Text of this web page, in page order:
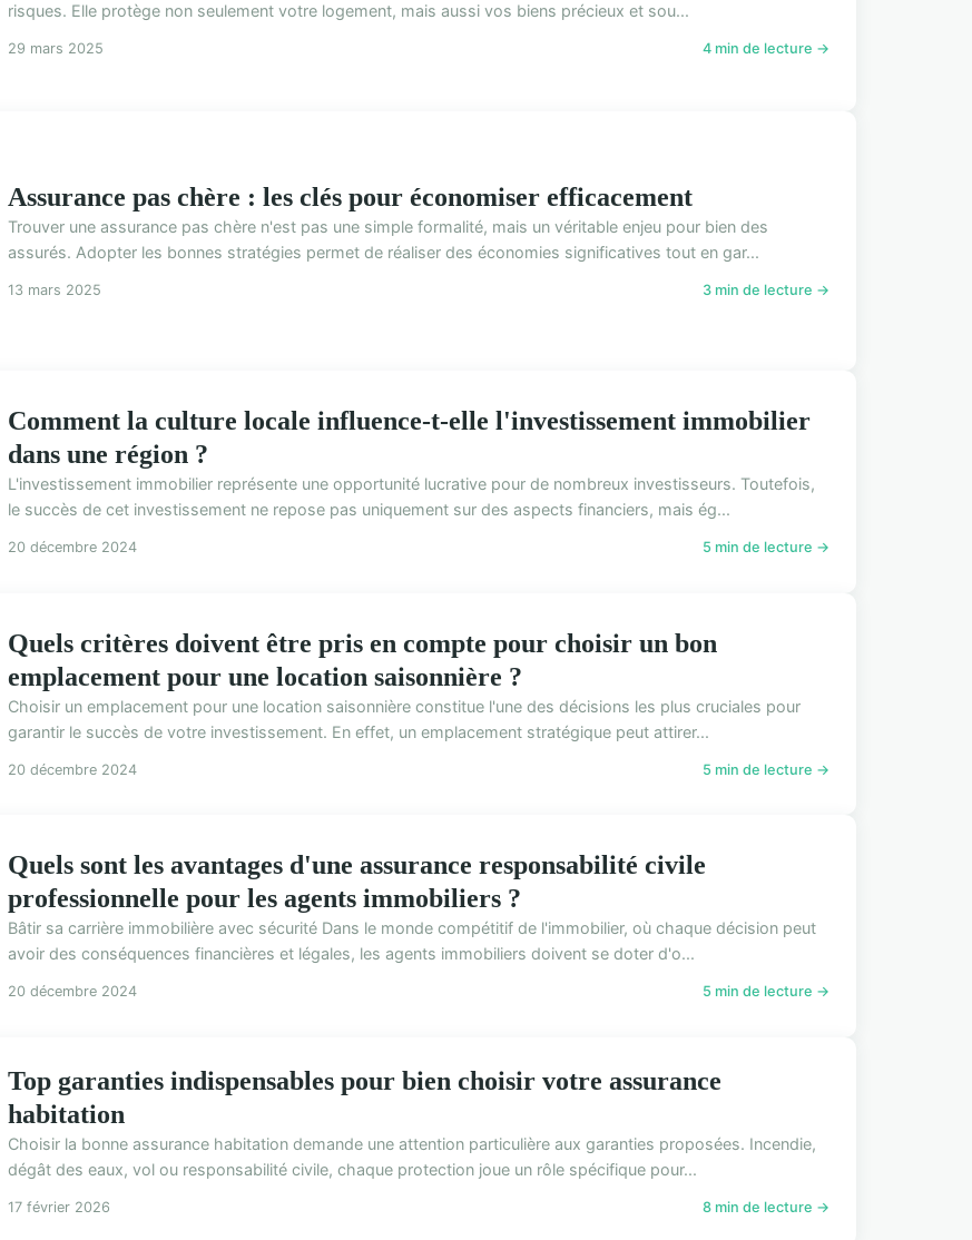
risques. Elle protège non seulement votre logement, mais aussi vos biens précieux et sou...
29 mars 2025 4 min de lecture →
Assurance pas chère : les clés pour économiser efficacement
Trouver une assurance pas chère n'est pas une simple formalité, mais un véritable enjeu pour bien des
assurés. Adopter les bonnes stratégies permet de réaliser des économies significatives tout en gar...
13 mars 2025 3 min de lecture →
Comment la culture locale influence-t-elle l'investissement immobilier
dans une région ?
L'investissement immobilier représente une opportunité lucrative pour de nombreux investisseurs. Toutefois,
le succès de cet investissement ne repose pas uniquement sur des aspects financiers, mais ég...
20 décembre 2024 5 min de lecture →
Quels critères doivent être pris en compte pour choisir un bon
emplacement pour une location saisonnière ?
Choisir un emplacement pour une location saisonnière constitue l'une des décisions les plus cruciales pour
garantir le succès de votre investissement. En effet, un emplacement stratégique peut attirer...
20 décembre 2024 5 min de lecture →
Quels sont les avantages d'une assurance responsabilité civile
professionnelle pour les agents immobiliers ?
Bâtir sa carrière immobilière avec sécurité Dans le monde compétitif de l'immobilier, où chaque décision peut
avoir des conséquences financières et légales, les agents immobiliers doivent se doter d'o...
20 décembre 2024 5 min de lecture →
Top garanties indispensables pour bien choisir votre assurance
habitation
Choisir la bonne assurance habitation demande une attention particulière aux garanties proposées. Incendie,
dégât des eaux, vol ou responsabilité civile, chaque protection joue un rôle spécifique pour...
17 février 2026 8 min de lecture →